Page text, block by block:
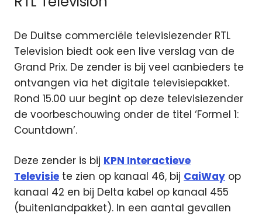
De Duitse commerciële televisiezender RTL
Television biedt ook een live verslag van de
Grand Prix. De zender is bij veel aanbieders te
ontvangen via het digitale televisiepakket.
Rond 15.00 uur begint op deze televisiezender
de voorbeschouwing onder de titel ‘Formel 1:
Countdown’.
Deze zender is bij KPN Interactieve
Televisie te zien op kanaal 46, bij CaiWay op
kanaal 42 en bij Delta kabel op kanaal 455
(buitenlandpakket). In een aantal gevallen